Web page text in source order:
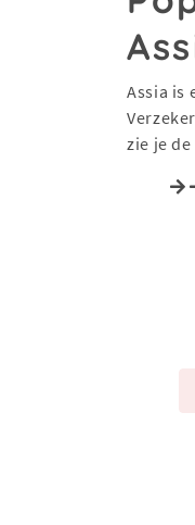
Assia is
zie je